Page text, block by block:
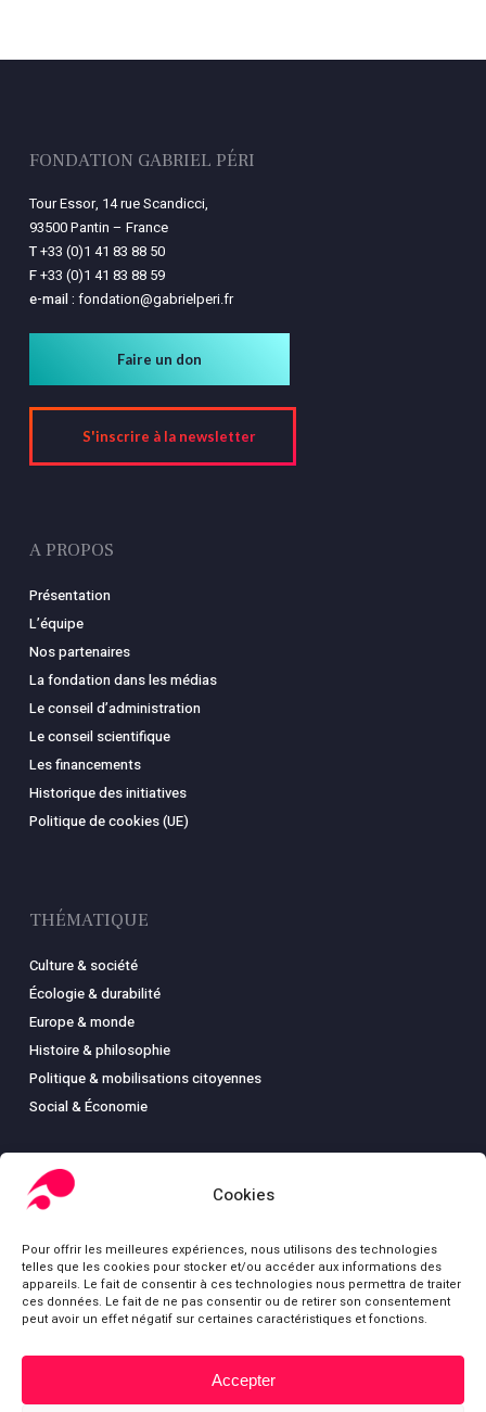
Cookies
Pour offrir les meilleures expériences, nous utilisons des technologies
telles que les cookies pour stocker et/ou accéder aux informations des
appareils. Le fait de consentir à ces technologies nous permettra de traiter
ces données. Le fait de ne pas consentir ou de retirer son consentement
peut avoir un effet négatif sur certaines caractéristiques et fonctions.
Accepter
FONDATION GABRIEL PÉRI
Tour Essor, 14 rue Scandicci,
93500 Pantin – France
T+33 (0)1 41 83 88 50
F+33 (0)1 41 83 88 59
e-mail : fondation@gabrielperi.fr
Faire un don
S'inscrire à la newsletter
A PROPOS
Présentation
L’équipe
Nos partenaires
La fondation dans les médias
Le conseil d’administration
Le conseil scientifique
Les financements
Historique des initiatives
Politique de cookies (UE)
THÉMATIQUE
Culture & société
Écologie & durabilité
Europe & monde
Histoire & philosophie
Politique & mobilisations citoyennes
Social & Économie
LIBRAIRIE
Boutique
Carte
Mon compte